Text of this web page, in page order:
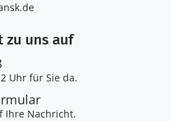
zu uns auf
Uhr für Sie da.
Ihre Nachricht.